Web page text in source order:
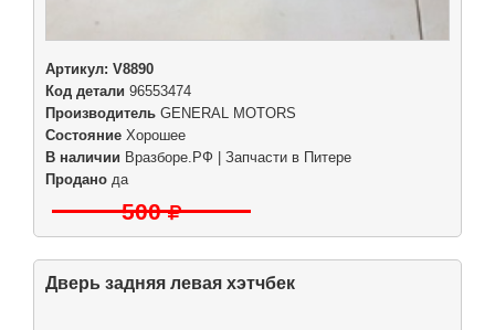
Артикул: V8890
Код детали 96553474
Производитель GENERAL MOTORS
Состояние Хорошее
В наличии Вразборе.РФ | Запчасти в Питере
Продано да
500
Дверь задняя левая хэтчбек